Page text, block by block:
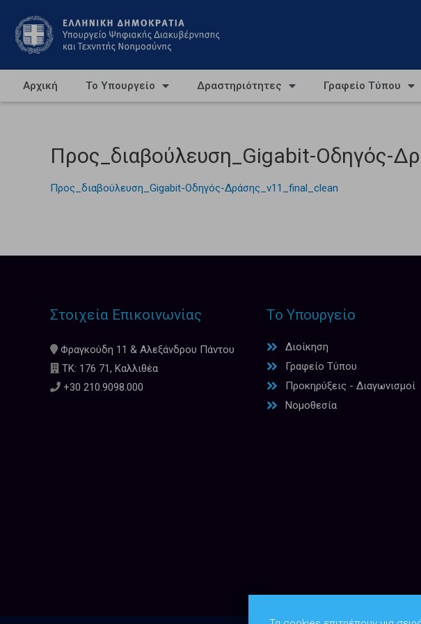
Αρχική Το Υπουργείο Δραστηριότητες Γραφείο Τύπου
Προς_διαβούλευση_Gigabit-Οδηγός-
Προς_διαβούλευση_Gigabit-Οδηγός-Δράσης_v11_final_clean
Στοιχεία Επικοινωνίας
Φραγκούδη 11 & Αλεξάνδρου Πάντου
ΤΚ: 176 71, Καλλιθέα
+30 210.9098.000
Το Υπουργείο
Διοίκηση
Γραφείο Τύπου
Προκηρύξεις - Διαγωνισμοί
Νομοθεσία